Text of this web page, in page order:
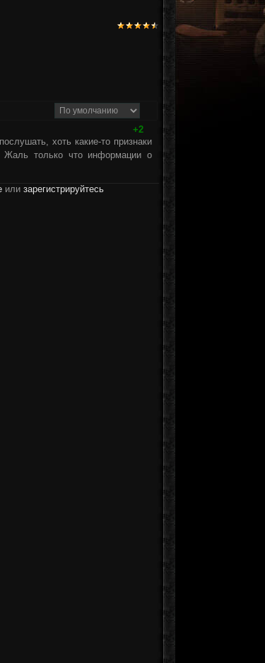
+2
хоть какие-то признаки
Жаль только что информации о
или зарегистрируйтесь